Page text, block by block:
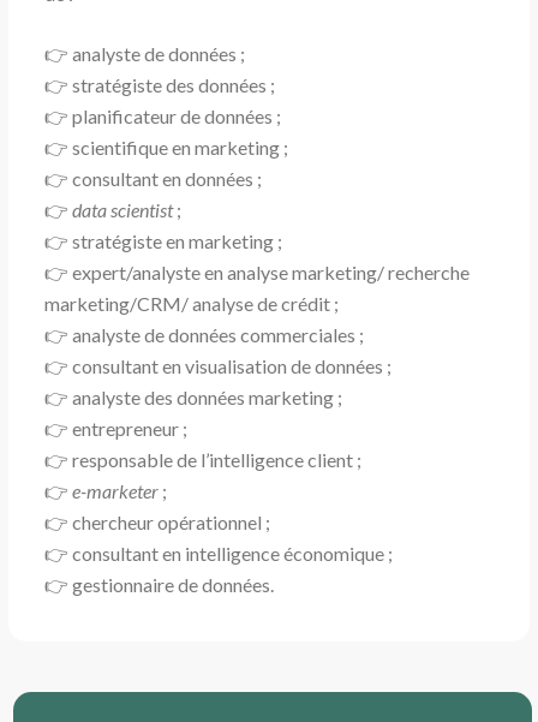
👉 analyste de données ;
👉 stratégiste des données ;
👉 planificateur de données ;
👉 scientifique en marketing ;
👉 consultant en données ;
👉 data scientist;
👉 stratégiste en marketing ;
👉 expert/analyste en analyse marketing/ recherche
marketing/CRM/ analyse de crédit ;
👉 analyste de données commerciales ;
👉 consultant en visualisation de données ;
👉 analyste des données marketing ;
👉 entrepreneur ;
👉 responsable de l’intelligence client ;
👉 e-marketer ;
👉 chercheur opérationnel ;
👉 consultant en intelligence économique ;
👉 gestionnaire de données.